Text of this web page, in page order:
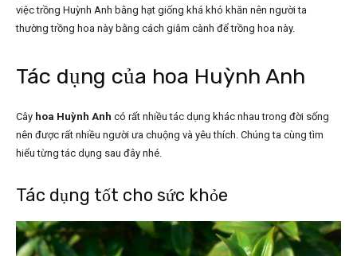
việc trồng Huỳnh Anh bằng hạt giống khá khó khăn nên người ta
thường trồng hoa này bằng cách giâm cành để trồng hoa này.
Tác dụng của hoa Huỳnh Anh
Cây hoa Huỳnh Anh có rất nhiều tác dụng khác nhau trong đời sống
nên được rất nhiều người ưa chuộng và yêu thích. Chúng ta cùng tìm
hiểu từng tác dụng sau đây nhé.
Tác dụng tốt cho sức khỏe